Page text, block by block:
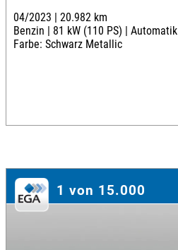
04/2023 | 20.982 km
Benzin | 81 kW (110 PS) | Automatik
Farbe: Schwarz Metallic
1 von 15.000